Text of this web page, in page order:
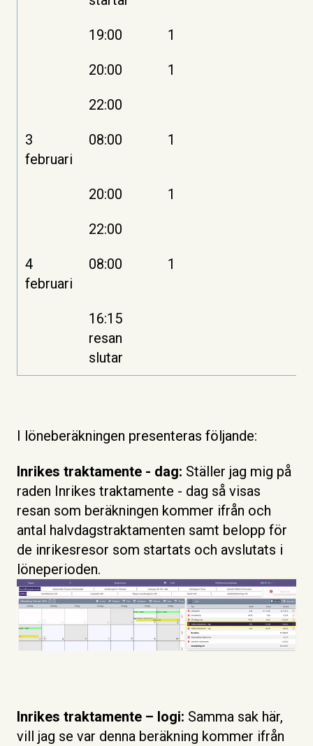
19:00 1
20:00 1
22:00
3
februari
08:00 1
20:00 1
22:00
4
februari
08:00 1
16:15
resan
slutar
I löneberäkningen presenteras följande:
Inrikes traktamente - dag: Ställer jag mig på
raden Inrikes traktamente - dag så visas
resan som beräkningen kommer ifrån och
antal halvdagstraktamenten samt belopp för
de inrikesresor som startats och avslutats i
löneperioden.
Inrikes traktamente – logi: Samma sak här,
vill jag se var denna beräkning kommer ifrån